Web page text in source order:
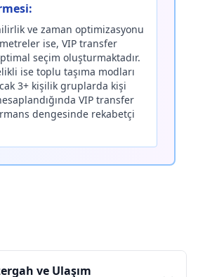
ve zaman optimizasyonu
ise, VIP transfer
seçim oluşturmaktadır.
ise toplu taşıma modları
3+ kişilik gruplarda kişi
VIP transfer
dengesinde rekabetçi
ve Ulaşım